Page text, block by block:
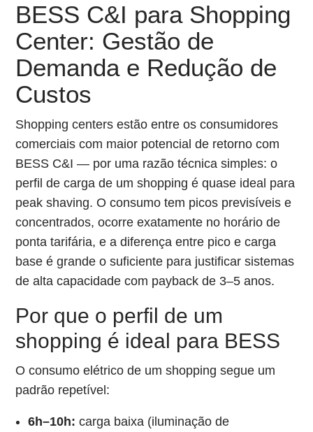
BESS C&I para Shopping
Center: Gestão de
Demanda e Redução de
Custos
Shopping centers estão entre os consumidores
comerciais com maior potencial de retorno com
BESS C&I — por uma razão técnica simples: o
perfil de carga de um shopping é quase ideal para
peak shaving. O consumo tem picos previsíveis e
concentrados, ocorre exatamente no horário de
ponta tarifária, e a diferença entre pico e carga
base é grande o suficiente para justificar sistemas
de alta capacidade com payback de 3–5 anos.
Por que o perfil de um
shopping é ideal para BESS
O consumo elétrico de um shopping segue um
padrão repetível:
6h–10h: carga baixa (iluminação de